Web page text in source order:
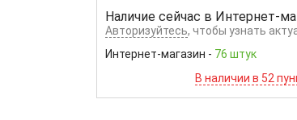
Наличие сейчас в Интернет-
Авторизуйтесь, чтобы узнать
Интернет-магазин - 76 штук
В наличии в 52